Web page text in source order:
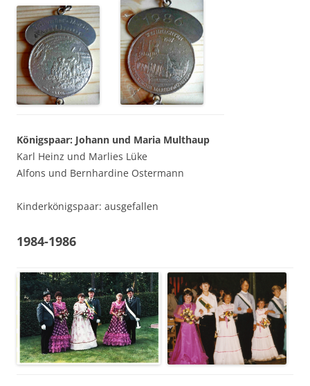
Königspaar: Johann und Maria Multhaup
Karl Heinz und Marlies Lüke
Alfons und Bernhardine Ostermann
Kinderkönigspaar: ausgefallen
1984-1986